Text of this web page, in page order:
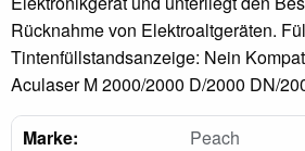
Rücknahme von Elektroaltgeräten.
Tintenfüllstandsanzeige: Nein
Aculaser M 2000/2000 D/2000 DN/
Marke:
Peach